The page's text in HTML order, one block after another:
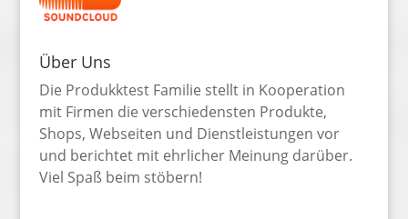
Über Uns
Die Produkktest Familie stellt in Kooperation
mit Firmen die verschiedensten Produkte,
Shops, Webseiten und Dienstleistungen vor
und berichtet mit ehrlicher Meinung darüber.
Viel Spaß beim stöbern!